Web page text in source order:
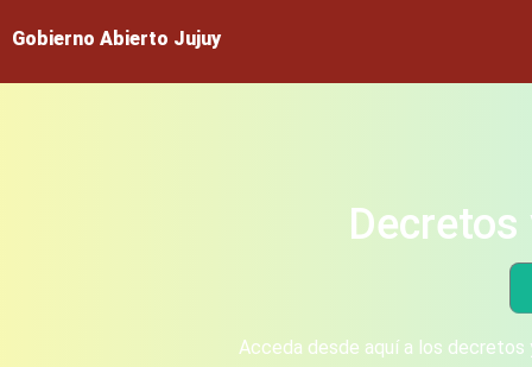
Gobierno Abierto Jujuy
Acceda desde aquí a los